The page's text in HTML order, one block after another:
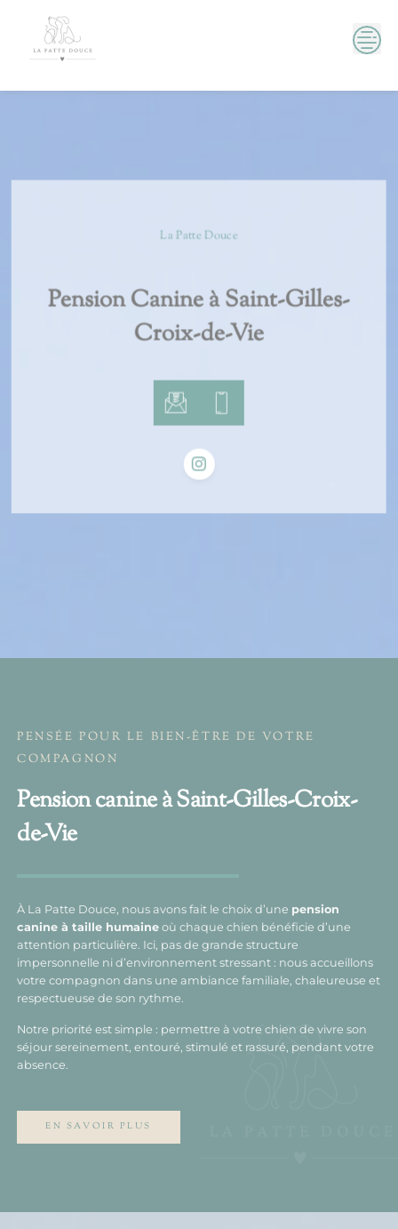
La Patte Douce
Pension Canine à Saint-Gilles-
Croix-de-Vie
PENSÉE POUR LE BIEN-ÊTRE DE VOTRE
COMPAGNON
Pension canine à Saint-Gilles-Croix-
de-Vie
À La Patte Douce, nous avons fait le choix d’une pension
canine à taille humaine où chaque chien bénéficie d’une
attention particulière. Ici, pas de grande structure
impersonnelle ni d’environnement stressant : nous accueillons
votre compagnon dans une ambiance familiale, chaleureuse et
respectueuse de son rythme.
Notre priorité est simple : permettre à votre chien de vivre son
séjour sereinement, entouré, stimulé et rassuré, pendant votre
absence.
EN SAVOIR PLUS